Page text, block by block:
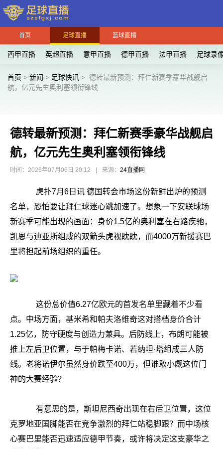
首页 足球直播 篮球直播
西甲直播 英超直播 意甲直播 德甲直播 法甲直播 足球录
首页 > 新闻 > 足球快讯 > 德转最新预测：拜仁新赛季豪华战舰启
航，亿元先生奥利塞领衔锋线
德转最新预测：拜仁新赛季豪华战舰启
航，亿元先生奥利塞领衔锋线
时间：2026年07月06日 20:12 来源： 24直播网
虎扑7月6日讯 德国转会市场这份新鲜出炉的预测
名单，恐怕要让拜仁球迷心跳加速了。想象一下安联球场
新赛季可能出现的画面：身价1.5亿的奥利塞在右路疾驰，
凯恩与迪亚斯组成的双箭头虎视眈眈，而4000万新援赛巴
里将担起前场组织的重任。
这份总价值6.27亿欧元的首发名单里藏着不少看
点。中场方面，基米希和帕夫洛维奇这对搭档身价合计
1.25亿，防守硬度与创造力兼具。后防线上，布朗可能被
推上左后卫位置，与于帕梅卡诺、若纳坦·塔组成三人防
线。老将诺伊尔虽然身价跌至400万，但谁敢小觑这位门
神的大赛经验？
有意思的是，斯坦尼西奇出现在右后卫位置，这位
克罗地亚国脚能否在竞争激烈的拜仁站稳脚跟？而中场核
心赛巴里能否迅速适应德甲节奏，或许将决定这支豪华之